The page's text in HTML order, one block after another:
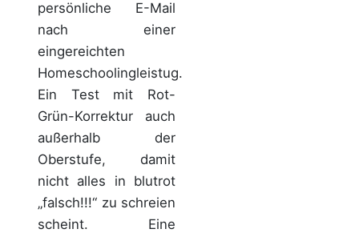
persönliche E-Mail
nach einer
eingereichten
Homeschoolingleistug.
Ein Test mit Rot-
Grün-Korrektur auch
außerhalb der
Oberstufe, damit
nicht alles in blutrot
„falsch!!!“ zu schreien
scheint. Eine